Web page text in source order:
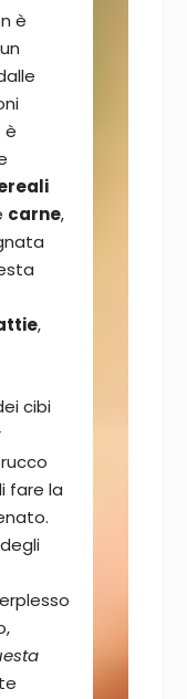
è
è
carne,
,
cibi
fare la